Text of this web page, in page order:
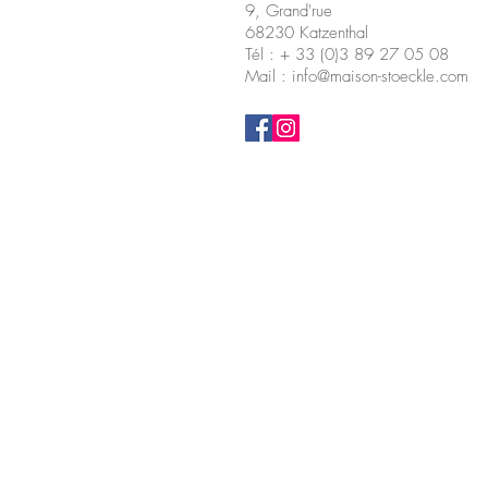
9, Grand'rue
68230 Katzenthal
Tél : + 33 (0)3 89 27 05 08
Mail : info@maison-stoeckle.com